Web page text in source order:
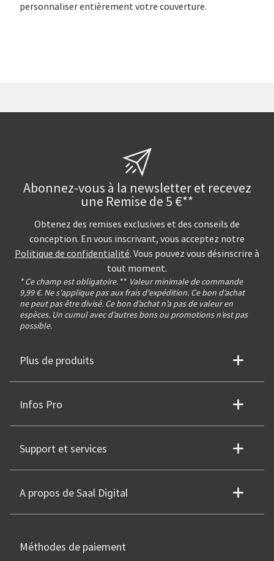
personnaliser entièrement votre couverture.
Abonnez-vous à la newsletter et recevez
une Remise de 5 €**
Obtenez des remises exclusives et des conseils de
conception. En vous inscrivant, vous acceptez notre
Politique de confidentialité. Vous pouvez vous désinscrire à
tout moment.
* Ce champ est obligatoire. ** Valeur minimale de commande
9,99 €. Ne s'applique pas aux frais d'expédition. Ce bon d’achat
ne peut pas être divisé. Ce bon d’achat n’a pas de valeur en
espèces. Un cumul avec d’autres bons ou promotions n’est pas
possible.
Plus de produits
Infos Pro
Support et services
A propos de Saal Digital
Méthodes de paiement